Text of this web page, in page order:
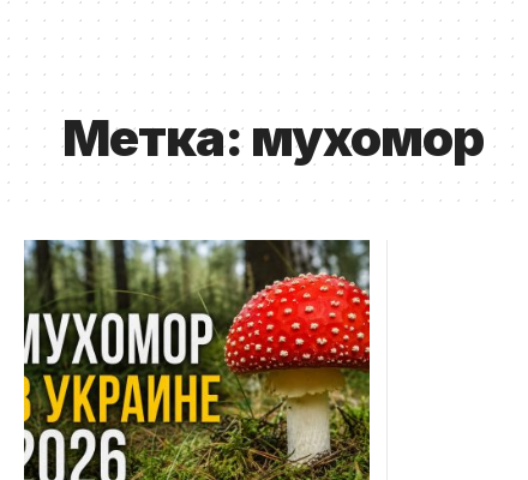
Метка:мухомор